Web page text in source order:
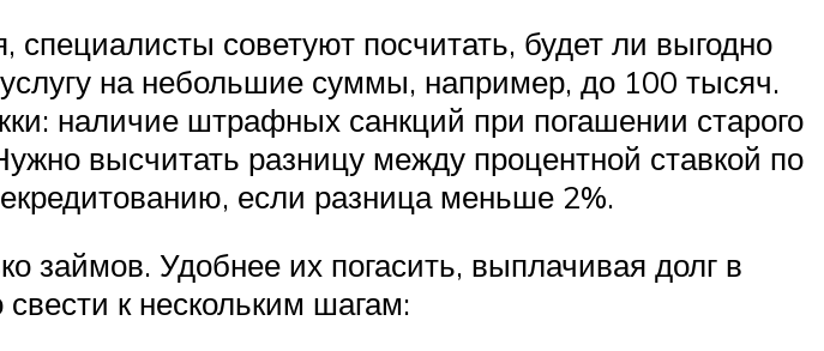
советуют посчитать, будет ли выгодно
на небольшие суммы, например, до 100 тысяч.
наличие штрафных санкций при погашении старого
высчитать разницу между процентной ставкой по
если разница меньше 2%.
займов. Удобнее их погасить, выплачивая долг в
к нескольким шагам: